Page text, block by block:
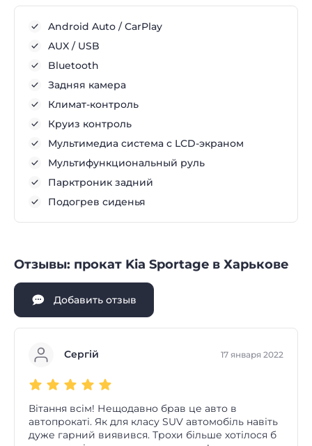
Android Auto / CarPlay
AUX / USB
Bluetooth
Задняя камера
Климат-контроль
Круиз контроль
Мультимедиа система с LCD-экраном
Мультифункциональный руль
Парктроник задний
Подогрев сиденья
Отзывы: прокат Kia Sportage в Харькове
Добавить отзыв
Сергій 17 января 2022
Вітання всім! Нещодавно брав це авто в
автопрокаті. Як для класу SUV автомобіль навіть
дуже гарний виявився. Трохи більше хотілося б